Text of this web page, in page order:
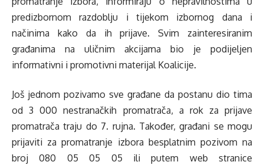
predizbornom razdoblju i tijekom izbornog dana i
načinima kako da ih prijave. Svim zainteresiranim
građanima na uličnim akcijama bio je podijeljen
informativni i promotivni materijal Koalicije.
Još jednom pozivamo sve građane da postanu dio tima
od 3 000 nestranačkih promatrača, a rok za prijave
promatrača traju do 7. rujna. Također, građani se mogu
prijaviti za promatranje izbora besplatnim pozivom na
broj 080 05 05 05 ili putem web stranice